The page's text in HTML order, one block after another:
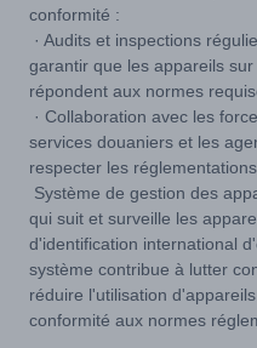
conformité :
· Audits et inspections
garantir que les appareils
répondent aux normes
· Collaboration avec les
services douaniers et les
respecter les
Système de gestion des
qui suit et surveille les
d'identification international
système contribue à lutter
réduire l'utilisation
conformité aux normes